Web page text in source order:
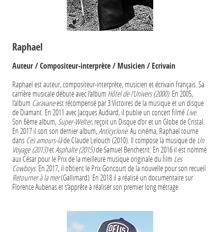
Raphael
Auteur / Compositeur-interprète / Musicien / Ecrivain
Raphael est auteur, compositeur-interprète, musicien et écrivain français. Sa
carrière musicale débute avec l’album Hôtel de l’Univers (2000). En 2005,
l’album Caravaneest récompensé par 3 Victoires de la musique et un disque
de Diamant. En 2011 avec Jacques Audiard, il publie un concert filméLive.
Son 6ème album, Super-Welter, reçoit un Disque d’or et un Globe de Cristal.
En 2017 il sort son dernier album,Anticyclone. Au cinéma, Raphael tourne
dans Ces amours-làde Claude Lelouch (2010). Il compose la musique de Un
Voyage (2013)etAsphalte (2015)de Samuel Benchetrit. En 2016 il est nommé
aux César pour le Prix de la meilleure musique originale du film Les
Cowboys. En 2017, il obtient le Prix Goncourt de la nouvelle pour son recueil
Retourner à la mer(Gallimard). En 2018 il a réalisé un documentaire sur
Florence Aubenas et s’apprête à réaliser son premier long métrage.